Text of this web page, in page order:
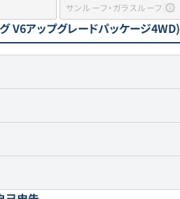
サンルーフ・ガラスルーフ
V6アップグレードパッケージ4WD)